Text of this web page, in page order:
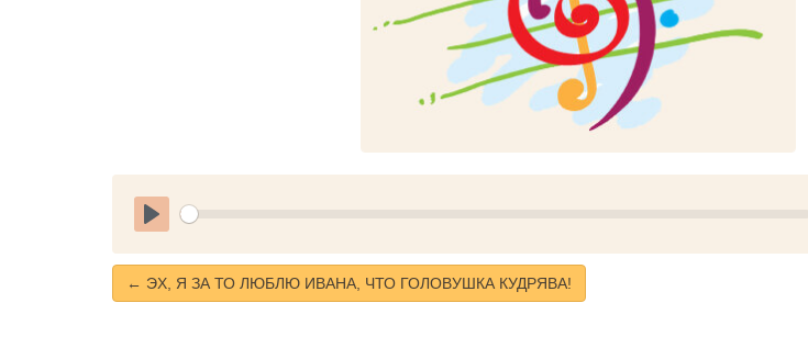
Play
← ЭХ, Я ЗА ТО ЛЮБЛЮ ИВАНА, ЧТО ГОЛОВУШКА КУДРЯВА!